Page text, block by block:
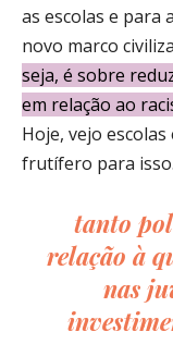
as escolas e para
novo marco
seja, é sobre
em relação ao
Hoje, vejo
frutífero para isso.
tanto
relação à
nas